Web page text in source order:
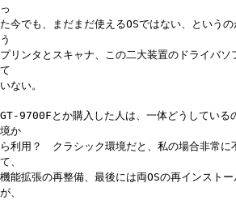
っ
た今でも、まだまだ使えるOSではない、という
う
プリンタとスキャナ、この二大装置のドライバ
て
いない。
GT-9700Fとか購入した人は、一体どうしている
境か
ら利用？ クラシック環境だと、私の場合非常に
て、
機能拡張の再整備、最後には両OSの再インスト
が、